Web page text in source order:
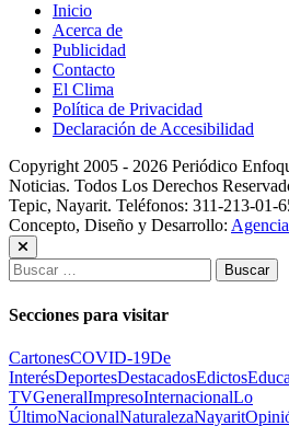
Inicio
Acerca de
Publicidad
Contacto
El Clima
Política de Privacidad
Declaración de Accesibilidad
Copyright 2005 - 2026 Periódico
Noticias. Todos Los Derechos
Tepic, Nayarit. Teléfonos: 311-213-01-
Concepto, Diseño y Desarrollo:
Buscar:
Secciones para visitar
CartonesCOVID-19De
InterésDeportesDestacadosEdictos
TVGeneralImpresoInternacionalLo
ÚltimoNacionalNaturalezaNayarit